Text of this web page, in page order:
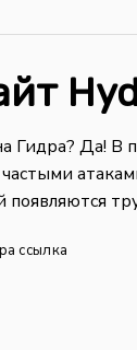
Гидра? Да! В
ссылка